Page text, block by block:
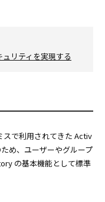
リティを実現する
で利用されてきた Activ
め、ユーザーやグループ
の基本機能として標準